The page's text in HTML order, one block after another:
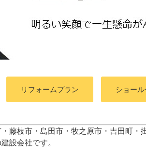
リフォームプラン ショール
藤枝市・島田市・牧之原市・吉田町 ・
設会社です。